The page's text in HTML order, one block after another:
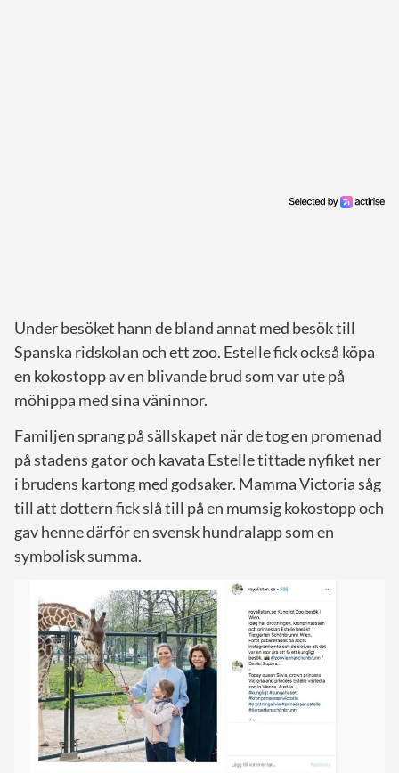
Under besöket hann de bland annat med besök till
Spanska ridskolan och ett zoo. Estelle fick också köpa
en kokostopp av en blivande brud som var ute på
möhippa med sina väninnor.
Familjen sprang på sällskapet när de tog en promenad
på stadens gator och kavata Estelle tittade nyfiket ner
i brudens kartong med godsaker. Mamma Victoria såg
till att dottern fick slå till på en mumsig kokostopp och
gav henne därför en svensk hundralapp som en
symbolisk summa.